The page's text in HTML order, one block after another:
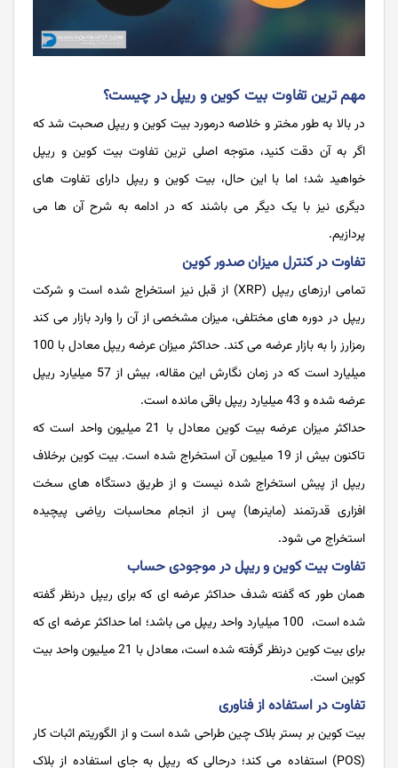
مهم ترین تفاوت بیت کوین و ریپل در چیست؟
در بالا به طور مختر و خلاصه درمورد بیت کوین و ریپل صحبت شد که
اگر به آن دقت کنید، متوجه اصلی ترین تفاوت بیت کوین و ریپل
خواهید شد؛ اما با این حال، بیت کوین و ریپل دارای تفاوت های
دیگری نیز با یک دیگر می باشند که در ادامه به شرح آن ها می
پردازیم.
تفاوت در کنترل میزان صدور کوین
تمامی ارزهای ریپل (XRP) از قبل نیز استخراج شده است و شرکت
ریپل در دوره‌ های مختلفی، میزان مشخصی از آن را وارد بازار می کند
رمزارز را به بازار عرضه می‌ کند. حداکثر میزان عرضه ریپل معادل با 100
میلیارد است که در زمان نگارش این مقاله، بیش از 57 میلیارد ریپل
عرضه شده و 43 میلیارد ریپل باقی مانده است.
حداکثر میزان عرضه بیت کوین معادل با 21 میلیون واحد است که
تاکنون بیش از 19 میلیون آن استخراج شده است. بیت کوین برخلاف
ریپل از پیش استخراج شده نیست و از طریق دستگاه های سخت
افزاری قدرتمند (ماینرها) پس از انجام محاسبات ریاضی پیچیده
استخراج می شود.
تفاوت بیت کوین و ریپل در موجودی حساب
همان طور که گفته شدف حداکثر عرضه ای که برای ریپل درنظر گفته
شده است، 100 میلیارد واحد ریپل می باشد؛ اما حداکثر عرضه ای که
برای بیت کوین درنظر گرفته شده است، معادل با 21 میلیون واحد بیت
کوین است.
تفاوت در استفاده از فناوری
بیت ‌‌کوین بر بستر بلاک چین طراحی شده است و از الگوریتم اثبات کار
(POS) استفاده می کند؛ درحالی که ریپل به جای استفاده از بلاک